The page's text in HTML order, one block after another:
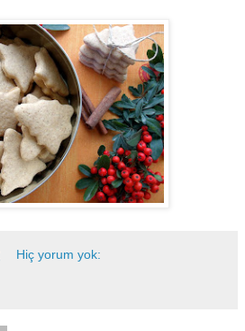
Hiç yorum yok: